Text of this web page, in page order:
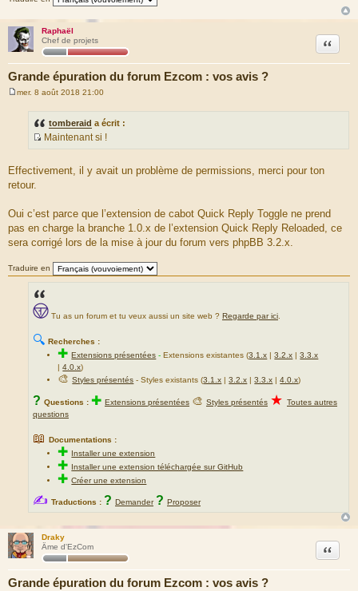
Raphaël
Chef de projets
Grande épuration du forum Ezcom : vos avis ?
Citation
mer. 8 août 2018 21:00
tomberaid a écrit :
u
e
d
u
e
s
s
a
e
Maintenant si !
Effectivement, il y avait un problème de permissions, merci pour ton
retour.
Oui c’est parce que l’extension de cabot Quick Reply Toggle ne prend
pas en charge la branche 1.0.x de l’extension Quick Reply Reloaded, ce
sera corrigé lors de la mise à jour du forum vers phpBB 3.2.x.
Traduire en
Tu as un forum et tu veux aussi un site web ? Regarde par ici
🔍 Recherches :
✚Extensions présentées -Extensions existantes (3.1.x |3.2.x |3.3.x
|4.0.x)
🎨Styles présentés - Styles existants (3.1.x |3.2.x |3.3.x |4.0.x)
? Questions : ✚ Extensions présentées 🎨 Styles présentés ★ Toutes autres
questions
📖 Documentations :
✚ Installer une extension
✚ Installer une extension téléchargée sur GitHub
✚Créer une extension
✍ Traductions : ? Demander ? Proposer
Draky
Âme d'EzCom
Grande épuration du forum Ezcom : vos avis ?
Citation